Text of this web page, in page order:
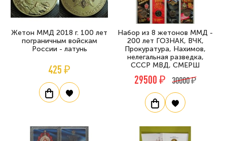
Жетон ММД 2018 г. 100 лет
пограничным войскам
России - латунь
425 ₽
Набор из 8 жетонов ММД -
200 лет ГОЗНАК, ВЧК,
Прокуратура, Нахимов,
нелегальная разведка,
СССР МВД, СМЕРШ
29500 ₽ 30000 ₽